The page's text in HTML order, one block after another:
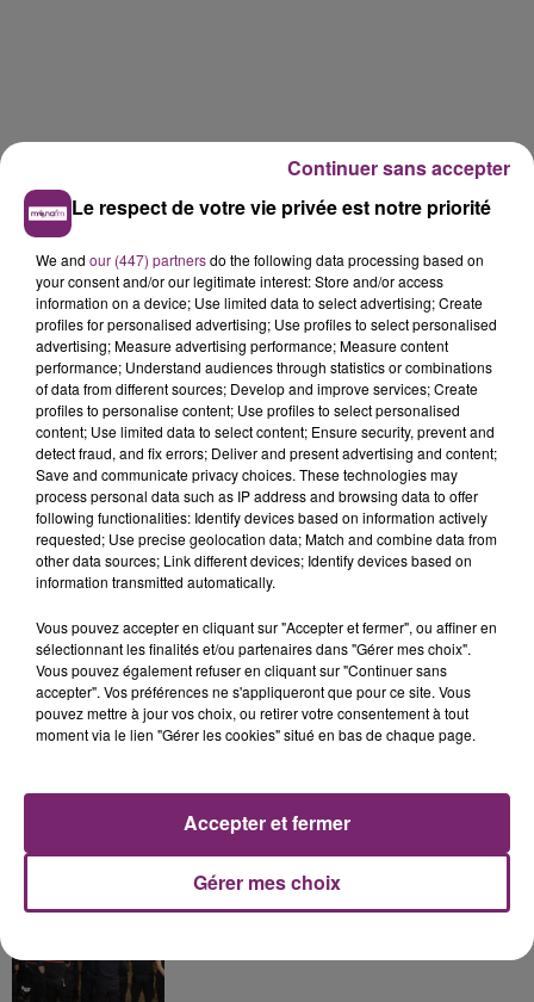
La Bulle - Guinguette éphémère
de Frelinghien !
éclipse solaire du 12 Août 2026
158 pompiers de la région sont
partis hier soir pour la Gironde
Le respect de votre vie privée est notre priorité
We and our (447) partnersdo the following data processing based on
your consent and/or our legitimate interest: Store and/or access
information on a device; Use limited data to select advertising; Create
profiles for personalised advertising; Use profiles to select personalised
advertising; Measure advertising performance; Measure content
performance; Understand audiences through statistics or combinations
of data from different sources; Develop and improve services; Create
profiles to personalise content; Use profiles to select personalised
content; Use limited data to select content; Ensure security, prevent and
detect fraud, and fix errors; Deliver and present advertising and content;
Save and communicate privacy choices. These technologies may
process personal data such as IP address and browsing data to offer
following functionalities: Identify devices based on information actively
requested; Use precise geolocation data; Match and combine data from
other data sources; Link different devices; Identify devices based on
information transmitted automatically.
Vous pouvez accepter en cliquant sur "Accepter et fermer", ou affiner en
sélectionnant les finalités et/ou partenaires dans "Gérer mes choix".
Vous pouvez également refuser en cliquant sur "Continuer sans
accepter". Vos préférences ne s'appliqueront que pour ce site. Vous
pouvez mettre à jour vos choix, ou retirer votre consentement à tout
moment via le lien "Gérer les cookies" situé en bas de chaque page.
Gérer mes choix
Accepter et fermer
Continuer sans accepter